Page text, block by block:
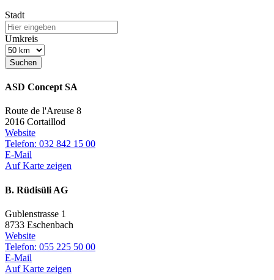
Stadt
Umkreis
Suchen
ASD Concept SA
Route de l'Areuse 8
2016 Cortaillod
Website
Telefon: 032 842 15 00
E-Mail
Auf Karte zeigen
B. Rüdisüli AG
Gublenstrasse 1
8733 Eschenbach
Website
Telefon: 055 225 50 00
E-Mail
Auf Karte zeigen